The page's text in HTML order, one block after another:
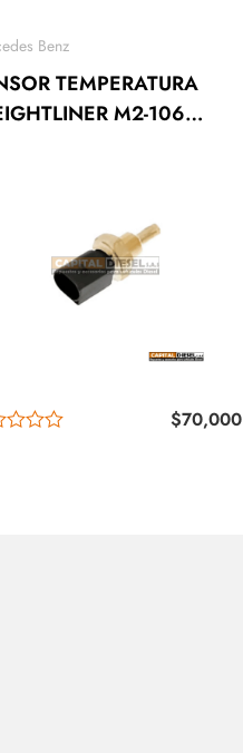
Benz
TEMPERATURA
M2-106
$70,000